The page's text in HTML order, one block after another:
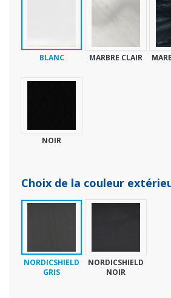
BLANC MARBRE CLAIR
NOIR
Choix de la couleur
NORDICSHIELD
GRIS
NORDICSHIELD
NOIR